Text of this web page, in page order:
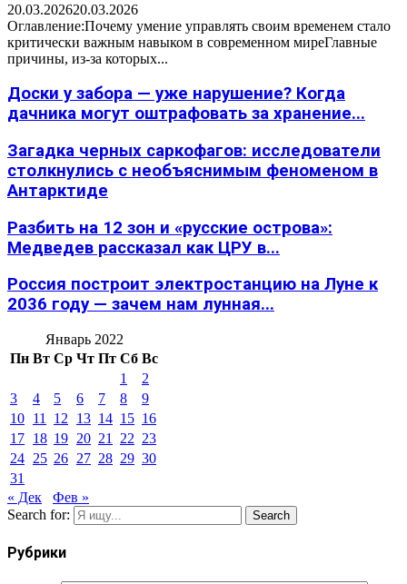
20.03.202620.03.2026
Оглавление:Почему умение управлять своим временем стало
критически важным навыком в современном миреГлавные
причины, из-за которых...
Доски у забора — уже нарушение? Когда
дачника могут оштрафовать за хранение...
Загадка черных саркофагов: исследователи
столкнулись с необъяснимым феноменом в
Антарктиде
Разбить на 12 зон и «русские острова»:
Медведев рассказал как ЦРУ в...
Россия построит электростанцию на Луне к
2036 году — зачем нам лунная...
Январь 2022
Пн Вт Ср Чт Пт Сб Вс
1
2
3
4 5 6 7 8
9
10 11 12 13 14 15 16
17 18 19 20 21 22 23
24 25 26 27 28 29 30
31
« Дек
Фев »
Search for:
Search
Рубрики